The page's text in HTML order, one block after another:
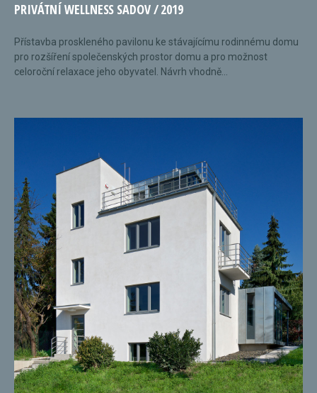
PRIVÁTNÍ WELLNESS SADOV / 2019
Přístavba proskleného pavilonu ke stávajícímu rodinnému domu
pro rozšíření společenských prostor domu a pro možnost
celoroční relaxace jeho obyvatel. Návrh vhodně...